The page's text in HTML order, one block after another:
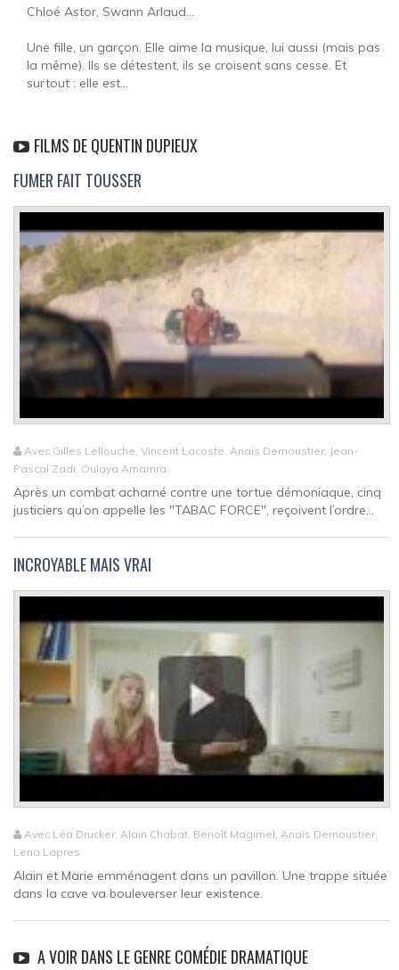
Chloé Astor, Swann Arlaud...
Une fille, un garçon. Elle aime la musique, lui aussi (mais pas
la même). Ils se détestent, ils se croisent sans cesse. Et
surtout : elle est...
FILMS DE QUENTIN DUPIEUX
FUMER FAIT TOUSSER
Avec Gilles Lellouche, Vincent Lacoste, Anaïs Demoustier, Jean-
Pascal Zadi, Oulaya Amamra
Après un combat acharné contre une tortue démoniaque, cinq
justiciers qu’on appelle les "TABAC FORCE", reçoivent l’ordre...
INCROYABLE MAIS VRAI
Avec Léa Drucker, Alain Chabat, Benoît Magimel, Anaïs Demoustier,
Lena Lapres
Alain et Marie emménagent dans un pavillon. Une trappe située
dans la cave va bouleverser leur existence.
A VOIR DANS LE GENRE COMÉDIE DRAMATIQUE